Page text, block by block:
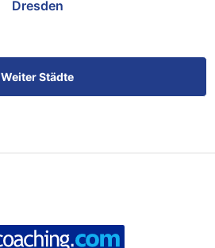
Dresden
Weiter Städte